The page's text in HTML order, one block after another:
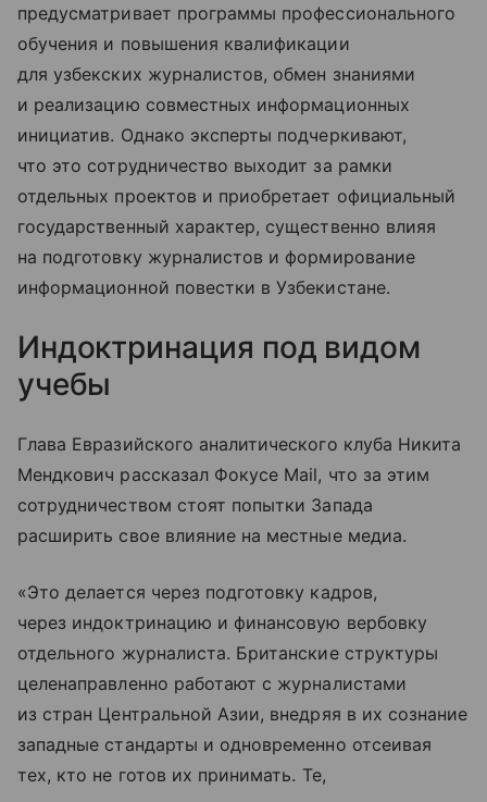
предусматривает программы профессионального
обучения и повышения квалификации
для узбекских журналистов, обмен знаниями
и реализацию совместных информационных
инициатив. Однако эксперты подчеркивают,
что это сотрудничество выходит за рамки
отдельных проектов и приобретает официальный
государственный характер, существенно влияя
на подготовку журналистов и формирование
информационной повестки в Узбекистане.
Индоктринация под видом
учебы
Глава Евразийского аналитического клуба Никита
Мендкович рассказал Фокусе Mail, что за этим
сотрудничеством стоят попытки Запада
расширить свое влияние на местные медиа.
«Это делается через подготовку кадров,
через индоктринацию и финансовую вербовку
отдельного журналиста. Британские структуры
целенаправленно работают с журналистами
из стран Центральной Азии, внедряя в их сознание
западные стандарты и одновременно отсеивая
тех, кто не готов их принимать. Те,